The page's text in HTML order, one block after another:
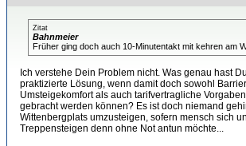
Zitat
Bahnmeier
Früher ging doch auch 10-Minutentakt mit kehren am
Ich verstehe Dein Problem nicht. Was genau hast
praktizierte Lösung, wenn damit doch sowohl
Umsteigekomfort als auch tarifvertragliche
gebracht werden können? Es ist doch niemand
Wittenbergplats umzusteigen, sofern mensch sich
Treppensteigen denn ohne Not antun möchte...